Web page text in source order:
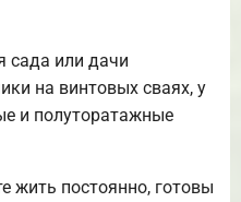
сада или дачи
на винтовых сваях, у
и полуторатажные
жить постоянно, готовы